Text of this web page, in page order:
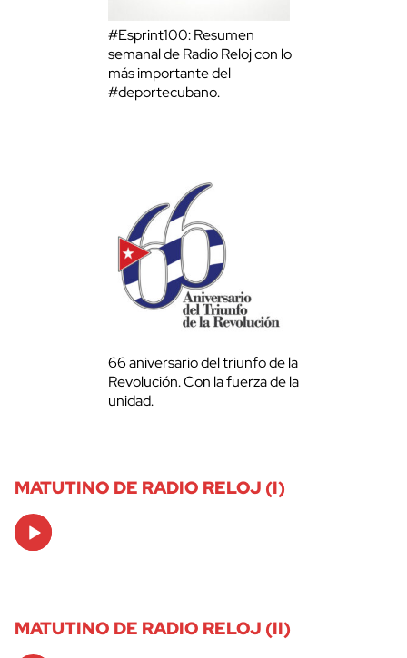
#Esprint100: Resumen
semanal de Radio Reloj con lo
más importante del
#deportecubano.
66 aniversario del triunfo de la
Revolución. Con la fuerza de la
unidad.
MATUTINO DE RADIO RELOJ (I)
Audio
Player
MATUTINO DE RADIO RELOJ (II)